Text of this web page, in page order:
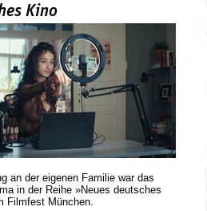
Kino
an der eigenen Familie war das
in der Reihe »Neues deutsches
Filmfest München.